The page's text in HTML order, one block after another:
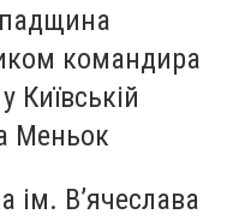
командира
Київській
Меньок
ім. В’ячеслава